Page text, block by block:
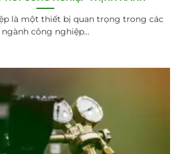
là một thiết bị quan trọng trong các
ngành công nghiệp...